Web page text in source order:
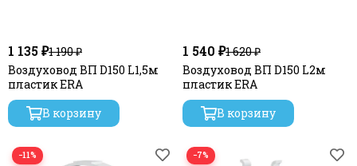
1 135 ₽1 190 ₽
Воздуховод ВП D150 L1,5м
пластик ERA
В корзину
1 540 ₽1 620 ₽
Воздуховод ВП D150 L2м
пластик ERA
В корзину
−11% −7%